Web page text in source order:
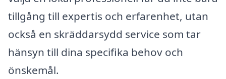
tillgång till expertis och erfarenhet, utan
också en skräddarsydd service som tar
hänsyn till dina specifika behov och
önskemål.